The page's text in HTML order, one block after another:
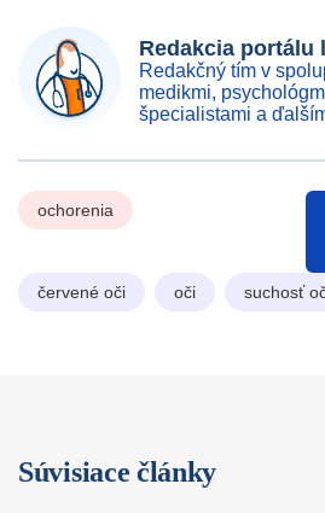
Redakcia portálu
Redakčný tím v
medikmi,
špecialistami a
ochorenia
červené oči oči suchosť
Súvisiace články